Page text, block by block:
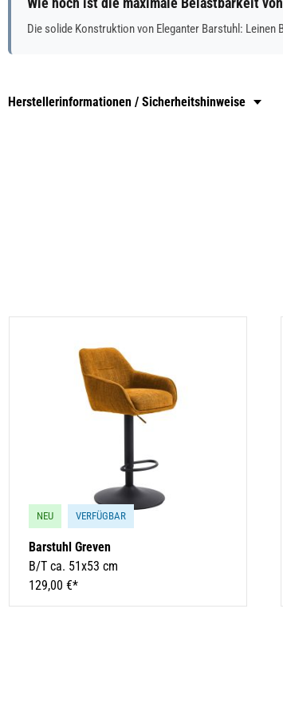
Die solide Konstruktion von Eleganter Barstuhl:
Herstellerinformationen / Sicherheitshinweise
NEU VERFÜGBAR
Barstuhl Greven
B/T ca. 51x53 cm
129,00 €*